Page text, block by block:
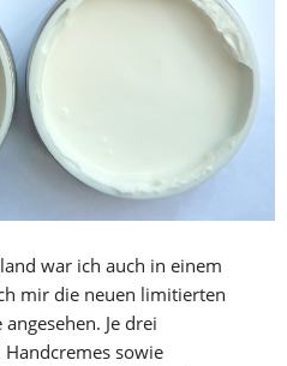
war ich auch in einem
mir die neuen limitierten
Je drei
sowie